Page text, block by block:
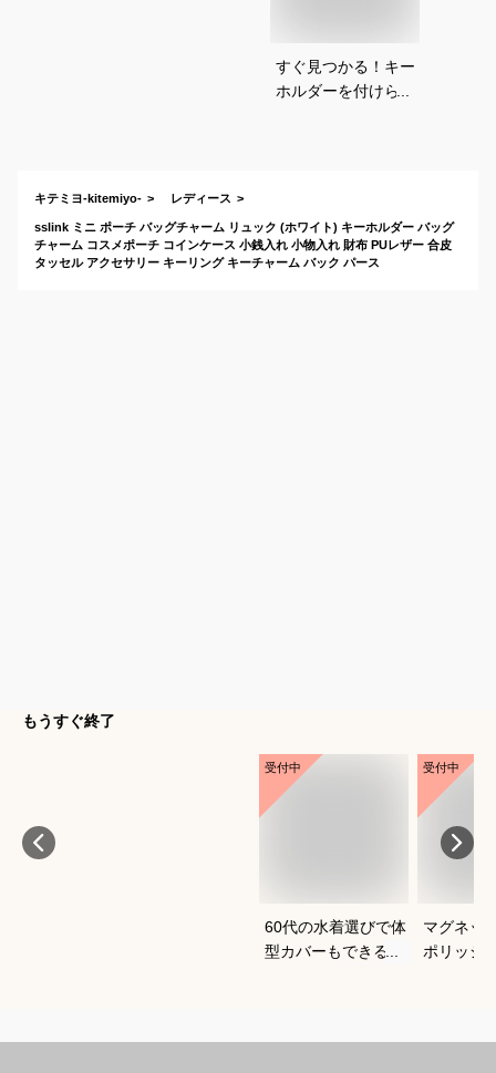
すぐ見つかる！キー
ホルダーを付けられ
キテミヨ-kitemiyo- レディース
sslink ミニ ポーチ バッグチャーム リュック (ホワイト) キーホルダー バッグ
チャーム コスメポーチ コインケース 小銭入れ 小物入れ 財布 PUレザー 合皮
タッセル アクセサリー キーリング キーチャーム バック パース
もうすぐ終了
受付中
60代の水着選びで体
型カバーもできるお
受付中
マグネッ
ポリッシ